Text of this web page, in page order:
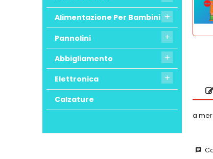
Alimentazione Per Bambini 
Pannolini 
Abbigliamento 
Elettronica 
Calzature
a
chat